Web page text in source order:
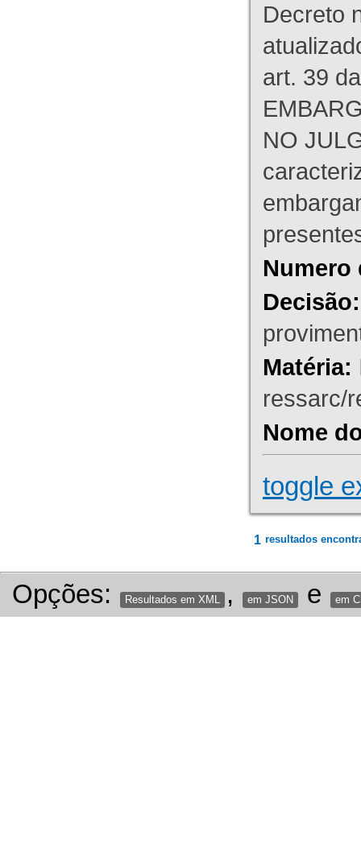
Decreto
art. 39
NO
Numero
Decisão:
Matéria:
ressarc/
Nome
toggle
1 resultados
Opções: Resultados em XML , em JSON e em